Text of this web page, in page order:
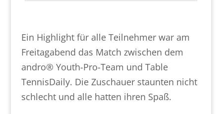
Ein Highlight für alle Teilnehmer war am
Freitagabend das Match zwischen dem
andro® Youth-Pro-Team und Table
TennisDaily. Die Zuschauer staunten nicht
schlecht und alle hatten ihren Spaß.